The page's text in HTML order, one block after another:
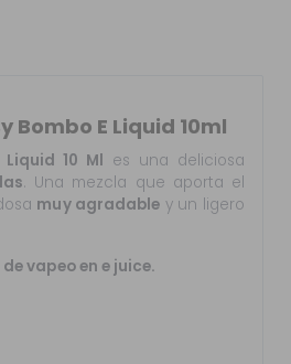
Bombo E Liquid 10ml
Liquid 10 Ml es una deliciosa
. Una mezcla que aporta el
muy agradable y un ligero
vapeo en e juice.